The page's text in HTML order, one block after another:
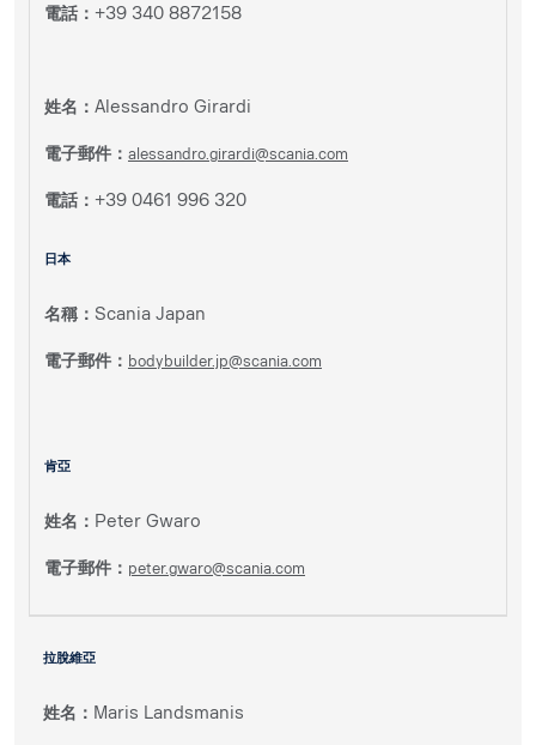
電話： +39 340 8872158
姓名： Alessandro Girardi
電子郵件： alessandro.girardi@scania.com
電話： +39 0461 996 320
日本
名稱： Scania Japan
電子郵件： bodybuilder.jp@scania.com
肯亞
姓名： Peter Gwaro
電子郵件： peter.gwaro@scania.com
拉脫維亞
姓名： Maris Landsmanis